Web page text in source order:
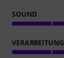
SOUND
VERARBEITUNG